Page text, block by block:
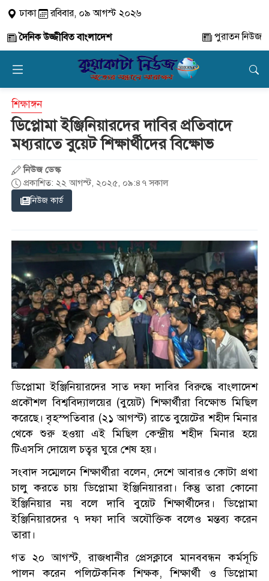
ঢাকা
রবিবার, ০৯ আগস্ট ২০২৬
দৈনিক উজ্জীবিত বাংলাদেশ
পুরাতন নিউজ
শিক্ষাঙ্গন
ডিপ্লোমা ইঞ্জিনিয়ারদের দাবির প্রতিবাদে
মধ্যরাতে বুয়েট শিক্ষার্থীদের বিক্ষোভ
নিউজ ডেস্ক
প্রকাশিত: ২২ আগস্ট, ২০২৫, ০৯:৪৭ সকাল
নিউজ কার্ড
ডিপ্লোমা ইঞ্জিনিয়ারদের সাত দফা দাবির বিরুদ্ধে বাংলাদেশ
প্রকৌশল বিশ্ববিদ্যালয়ের (বুয়েট) শিক্ষার্থীরা বিক্ষোভ মিছিল
করেছে। বৃহস্পতিবার (২১ আগস্ট) রাতে বুয়েটের শহীদ মিনার
থেকে শুরু হওয়া এই মিছিল কেন্দ্রীয় শহীদ মিনার হয়ে
টিএসসি দোয়েল চত্বর ঘুরে শেষ হয়।
সংবাদ সম্মেলনে শিক্ষার্থীরা বলেন, দেশে আবারও কোটা প্রথা
চালু করতে চায় ডিপ্লোমা ইঞ্জিনিয়াররা। কিন্তু তারা কোনো
ইঞ্জিনিয়ার নয় বলে দাবি বুয়েট শিক্ষার্থীদের। ডিপ্লোমা
ইঞ্জিনিয়ারদের ৭ দফা দাবি অযৌক্তিক বলেও মন্তব্য করেন
তারা।
গত ২০ আগস্ট, রাজধানীর প্রেসক্লাবে মানববন্ধন কর্মসূচি
পালন করেন পলিটেকনিক শিক্ষক, শিক্ষার্থী ও ডিপ্লোমা